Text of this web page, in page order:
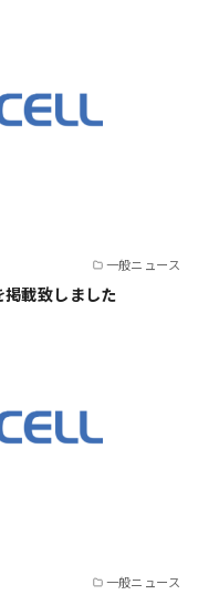
一般ニュース
載致しました
一般ニュース